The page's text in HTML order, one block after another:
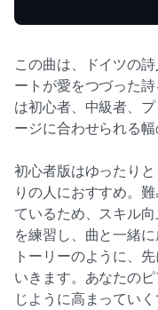
この曲は、ドイツの
ートが愛をつづった
は初心者、中級者、
ージに合わせられる幅
初心者版はゆったり
りの人におすすめ。
ているため、スキル
を練習し、曲と一緒
トーリーのように、
いきます。あなたの
じように高まっていく